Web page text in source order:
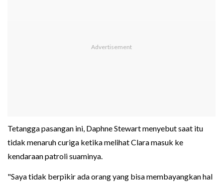
Tetangga pasangan ini, Daphne Stewart menyebut saat itu
tidak menaruh curiga ketika melihat Clara masuk ke
kendaraan patroli suaminya.
"Saya tidak berpikir ada orang yang bisa membayangkan hal